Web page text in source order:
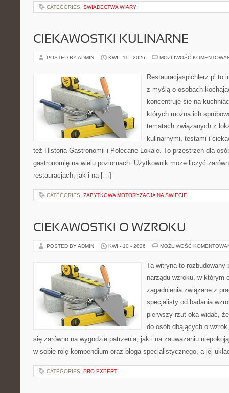
CATEGORIES: ŚWIADECTWA WIARY
CIEKAWOSTKI KULINARNE
POSTED BY ADMIN KWI - 11 - 2026 MOŻLIWOŚĆ
Restauracjaspichlerz.pl to
z myślą o osobach
koncentruje się na
których można ich
tematach związanych z
kulinarnymi, testami i
też Historia Gastronomii i Polecane Lokale. To przestrzeń dla
gastronomię na wielu poziomach. Użytkownik może liczyć
restauracjach, jak i na […]
CATEGORIES: ZABYTKOWA MOTORYZACJA NA ŚWIECIE
CIEKAWOSTKI O WZROKU
POSTED BY ADMIN KWI - 10 - 2026 MOŻLIWOŚĆ
Ta witryna to
narządu wzroku, w którym
zagadnienia związane z
specjalisty od badania
pierwszy rzut oka widać,
do osób dbających o
się zarówno na wygodzie patrzenia, jak i na zauważaniu
w sobie rolę kompendium oraz bloga specjalistycznego, a jej
CATEGORIES: PRO-EXPERT